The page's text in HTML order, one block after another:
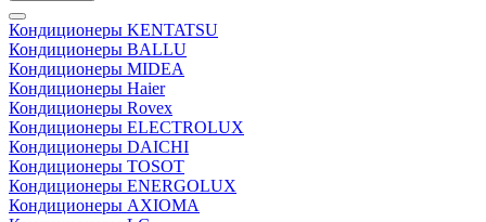
Кондиционеры KENTATSU
Кондиционеры BALLU
Кондиционеры MIDEA
Кондиционеры Haier
Кондиционеры Rovex
Кондиционеры ELECTROLUX
Кондиционеры DAICHI
Кондиционеры TOSOT
Кондиционеры ENERGOLUX
Кондиционеры AXIOMA